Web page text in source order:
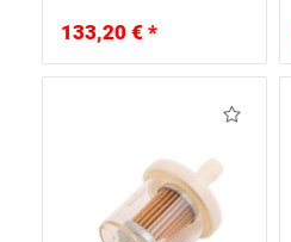
133,20 € *